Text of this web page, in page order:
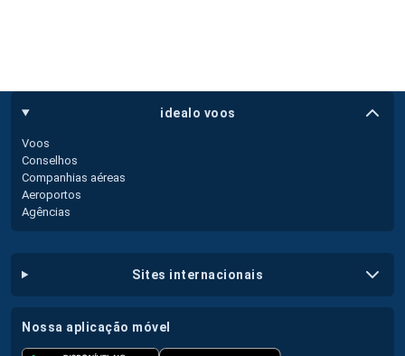
idealo voos
Voos
Conselhos
Companhias aéreas
Aeroportos
Agências
sites internacionais
nossa aplicação móvel